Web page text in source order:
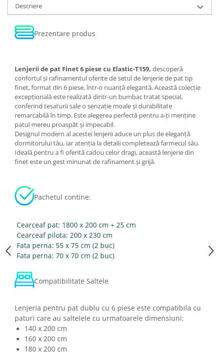
Descriere
Prezentare produs
Lenjerii de pat Finet 6 piese cu Elastic-T159, descoperă
confortul și rafinamentul oferite de setul de lenjerie de pat tip
finet, format din 6 piese, într-o nuanță elegantă. Această colecție
excepțională este realizată dintr-un bumbac tratat special,
conferind tesaturii sale o senzație moale și durabilitate
remarcabilă în timp. Este alegerea perfectă pentru a-ți menține
patul mereu proaspăt și impecabil.
Designul modern al acestei lenjerii aduce un plus de eleganță
dormitorului tău, iar atenția la detalii completează farmecul său.
Ideală pentru a fi oferită cadou celor dragi, această lenjerie din
finet este un gest minunat de rafinament și grijă.
Pachetul contine:
Cearceaf pat: 1800 x 200 cm + 25 cm
Cearceaf pilota: 200 x 230 cm
Fata perna: 55 x 75 cm (2 buc)
Fata perna: 70 x 70 cm (2 buc)
Compatibilitate Saltele
Lenjeria pentru pat dublu cu 6 piese este compatibila cu
paturi care au saltelele cu urmatoarele dimensiuni:
140 x 200 cm
160 x 200 cm
180 x 200 cm